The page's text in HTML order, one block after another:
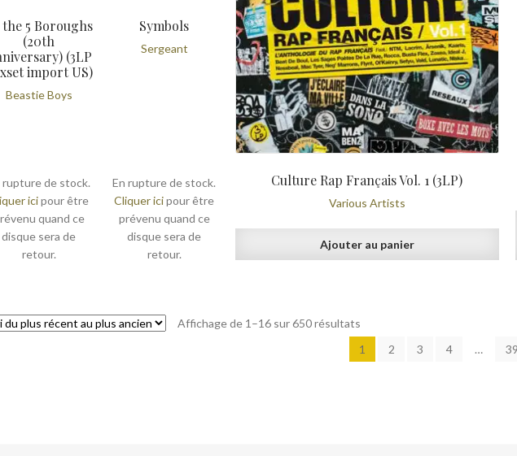
the 5 Boroughs
(20th
(3LP
import US)
Beastie Boys
rupture de stock.
icipour être
quand ce
disque sera de
retour.
Symbols
Sergeant
En rupture de stock.
Cliquer icipour être
prévenu quand ce
disque sera de
retour.
Culture Rap Français Vol. 1 (3LP)
Various Artists
Ajouter au panier
Affichage de 1–16 sur 650 résultatsTrié
du
plus
1 2 3 4 … 39